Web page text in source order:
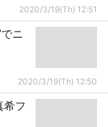
2020/3/19(Th) 12:51
ニ
2020/3/19(Th) 12:50
希フ